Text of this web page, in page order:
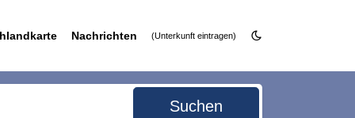
Nachrichten (Unterkunft eintragen)
Suchen